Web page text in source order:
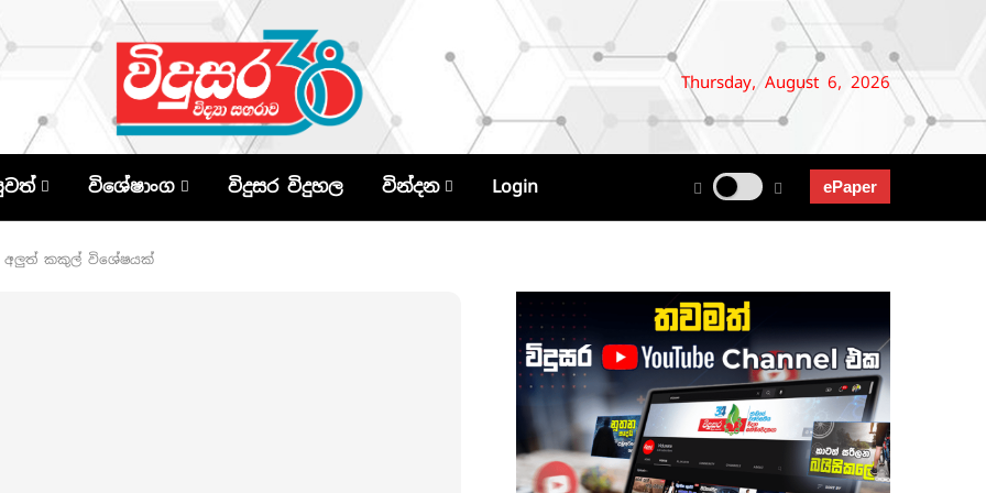
Thursday, August 6, 2026
විශේෂාංග විදුසර විදුහල වින්දන Login ePaper
කකුල් විශේෂයක්